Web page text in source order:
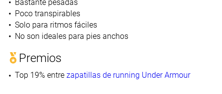
Bastante pesadas
Poco transpirables
Solo para ritmos fáciles
No son ideales para pies anchos
Premios
Top 19% entre zapatillas de running Under Armour